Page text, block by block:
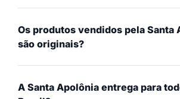
Os produtos vendidos pela Santa
são originais?
A Santa Apolônia entrega para